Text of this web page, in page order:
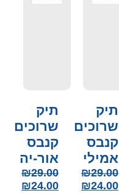
תיק
שרוכים
קנבס
אמילי
₪29.00
₪24.00
תיק
שרוכים
קנבס
אור-יה
₪29.00
₪24.00